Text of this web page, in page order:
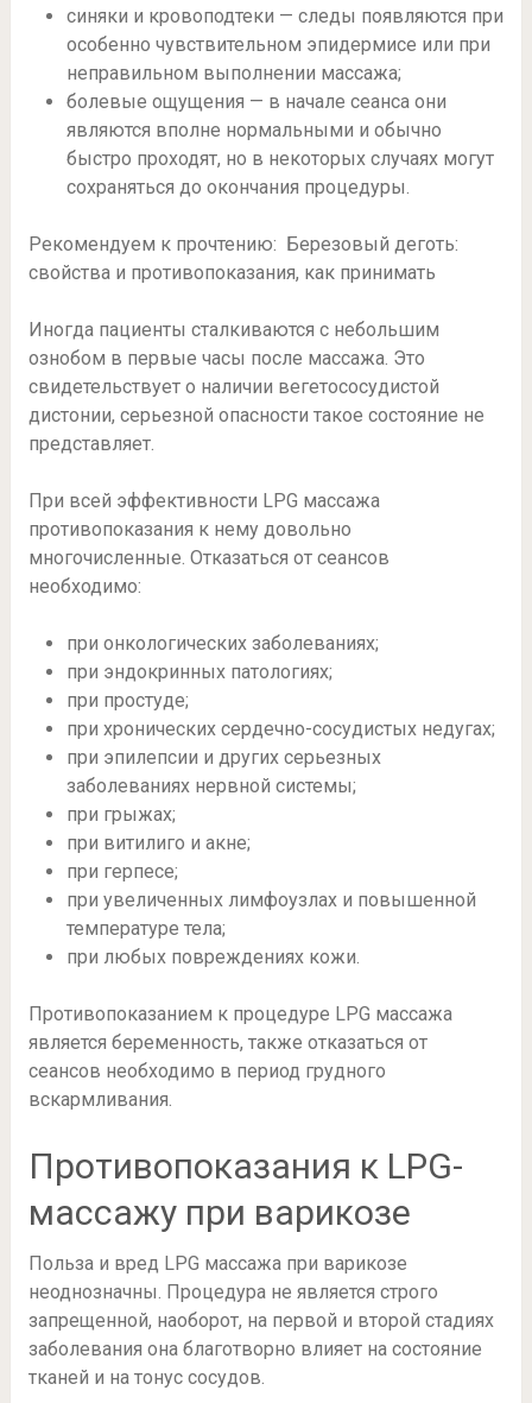
синяки и кровоподтеки — следы появляются при
особенно чувствительном эпидермисе или при
неправильном выполнении массажа;
болевые ощущения — в начале сеанса они
являются вполне нормальными и обычно
быстро проходят, но в некоторых случаях могут
сохраняться до окончания процедуры.
Рекомендуем к прочтению: Березовый деготь:
свойства и противопоказания, как принимать
Иногда пациенты сталкиваются с небольшим
ознобом в первые часы после массажа. Это
свидетельствует о наличии вегетососудистой
дистонии, серьезной опасности такое состояние не
представляет.
При всей эффективности LPG массажа
противопоказания к нему довольно
многочисленные. Отказаться от сеансов
необходимо:
при онкологических заболеваниях;
при эндокринных патологиях;
при простуде;
при хронических сердечно-сосудистых недугах;
при эпилепсии и других серьезных
заболеваниях нервной системы;
при грыжах;
при витилиго и акне;
при герпесе;
при увеличенных лимфоузлах и повышенной
температуре тела;
при любых повреждениях кожи.
Противопоказанием к процедуре LPG массажа
является беременность, также отказаться от
сеансов необходимо в период грудного
вскармливания.
Противопоказания к LPG-
массажу при варикозе
Польза и вред LPG массажа при варикозе
неоднозначны. Процедура не является строго
запрещенной, наоборот, на первой и второй стадиях
заболевания она благотворно влияет на состояние
тканей и на тонус сосудов.